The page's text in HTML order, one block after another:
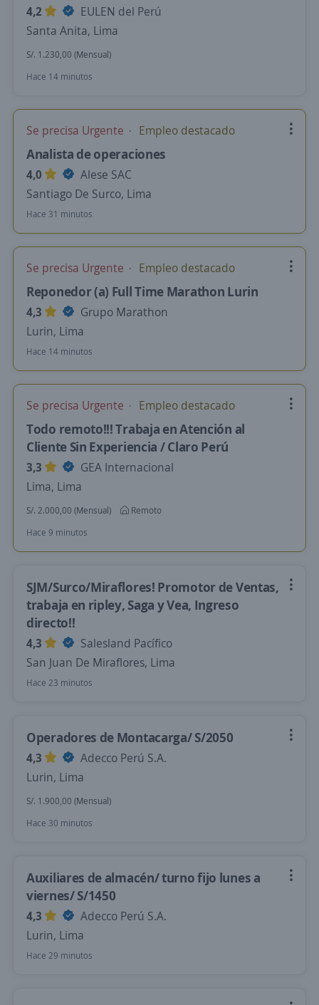
4,2
EULEN del Perú
Santa Anita, Lima
S/. 1.230,00 (Mensual)
Hace 14 minutos
Se precisa Urgente Empleo destacado
Analista de operaciones
4,0
Alese SAC
Santiago De Surco, Lima
Hace 31 minutos
Se precisa Urgente Empleo destacado
Reponedor (a) Full Time Marathon Lurin
4,3
Grupo Marathon
Lurin, Lima
Hace 14 minutos
Se precisa Urgente Empleo destacado
Todo remoto!!! Trabaja en Atención al
Cliente Sin Experiencia / Claro Perú
3,3
GEA Internacional
Lima, Lima
S/. 2.000,00 (Mensual)
Remoto
Hace 9 minutos
SJM/Surco/Miraflores! Promotor de Ventas,
trabaja en ripley, Saga y Vea, Ingreso
directo!!
4,3
Salesland Pacífico
San Juan De Miraflores, Lima
Hace 23 minutos
Operadores de Montacarga/ S/2050
4,3
Adecco Perú S.A.
Lurin, Lima
S/. 1.900,00 (Mensual)
Hace 30 minutos
Auxiliares de almacén/ turno fijo lunes a
viernes/ S/1450
4,3
Adecco Perú S.A.
Lurin, Lima
Hace 29 minutos